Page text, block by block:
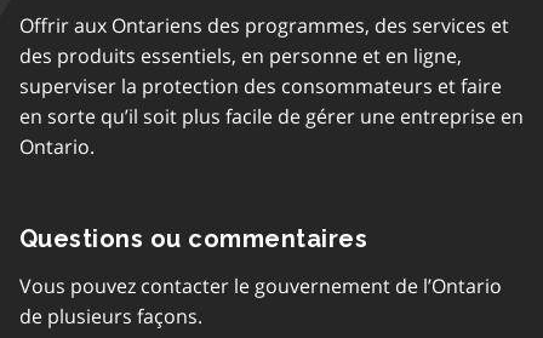
Offrir aux Ontariens des programmes, des services et
des produits essentiels, en personne et en ligne,
superviser la protection des consommateurs et faire
en sorte qu’il soit plus facile de gérer une entreprise en
Ontario.
Questions ou commentaires
Vous pouvez contacter le gouvernement de l’Ontario
de plusieurs façons.